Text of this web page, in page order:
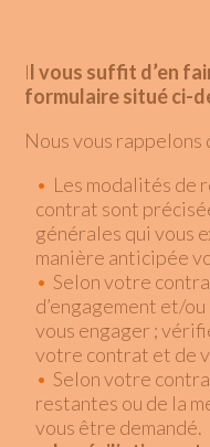
Il vous suffit d’en
formulaire situé ci-
Nous vous rappelons
Les modalités de
contrat sont
générales qui vous
manière anticipée
Selon votre
d’engagement et/
vous engager ;
votre contrat et de
Selon votre
restantes ou de la
vous être demandé.